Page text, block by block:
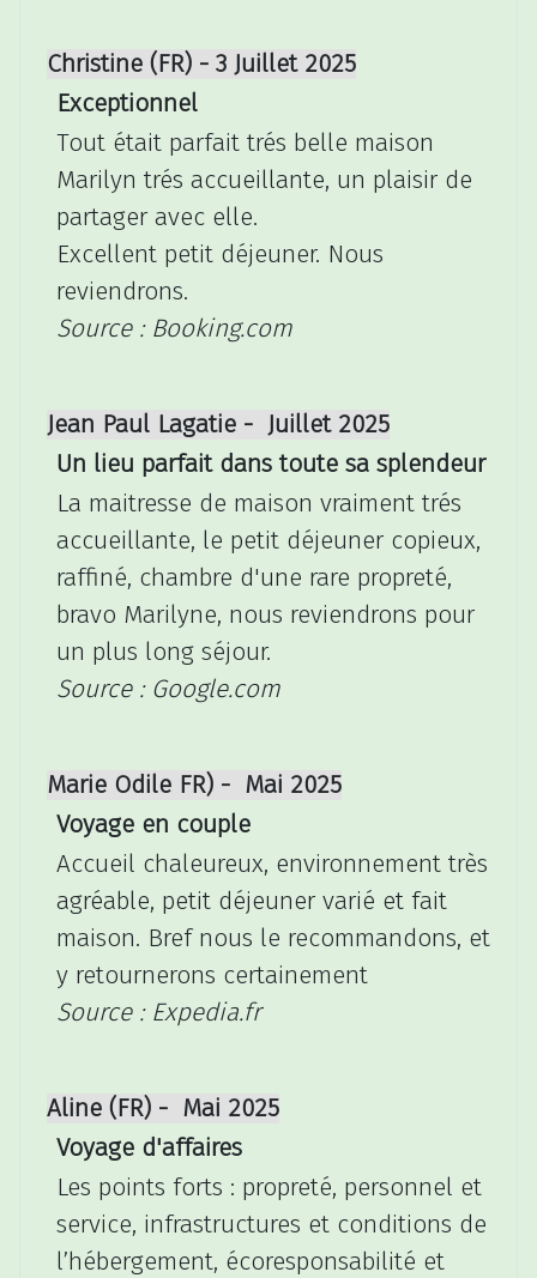
Christine (FR) - 3 Juillet 2025
Exceptionnel
Tout était parfait trés belle maison
Marilyn trés accueillante, un plaisir de
partager avec elle.
Excellent petit déjeuner. Nous
reviendrons.
Source : Booking.com
Jean Paul Lagatie - Juillet 2025
Un lieu parfait dans toute sa splendeur
La maitresse de maison vraiment trés
accueillante, le petit déjeuner copieux,
raffiné, chambre d'une rare propreté,
bravo Marilyne, nous reviendrons pour
un plus long séjour.
Source : Google.com
Marie Odile FR) - Mai 2025
Voyage en couple
Accueil chaleureux, environnement très
agréable, petit déjeuner varié et fait
maison. Bref nous le recommandons, et
y retournerons certainement
Source : Expedia.fr
Aline (FR) - Mai 2025
Voyage d'affaires
Les points forts : propreté, personnel et
service, infrastructures et conditions de
l’hébergement, écoresponsabilité et